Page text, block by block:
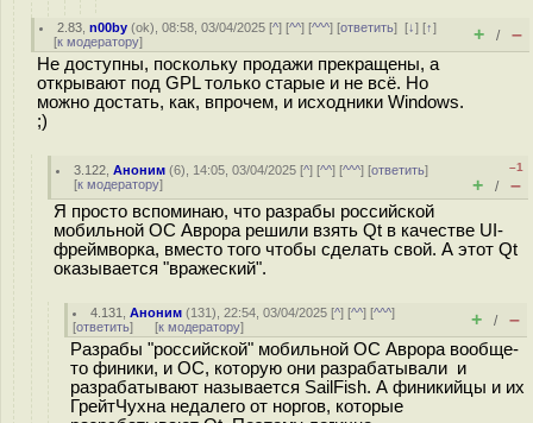
2.83 ,n00by (ok), 08:58, 03/04/2025 [^] [^^] [^^^] [ответить][↓] [↑]
[к модератору] + / –
Не доступны, поскольку продажи прекращены, а
открывают под GPL только старые и не всё. Но
можно достать, как, впрочем, и исходники Windows.
;)
3.122 ,Аноним (6), 14:05, 03/04/2025 [^] [^^] [^^^] [ответить]
[к модератору]
–1
+ / –
Я просто вспоминаю, что разрабы российской
мобильной ОС Аврора решили взять Qt в качестве UI-
фреймворка, вместо того чтобы сделать свой. А этот Qt
оказывается "вражеский".
4.131 ,Аноним (131), 22:54, 03/04/2025 [^] [^^] [^^^]
[ответить] [к модератору] + / –
Разрабы "российской" мобильной ОС Аврора вообще-
то финики, и ОС, которую они разрабатывали и
разрабатывают называется SailFish. А финикийцы и их
ГрейтЧухна недалего от норгов, которые